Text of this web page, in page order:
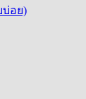
บ่อย)